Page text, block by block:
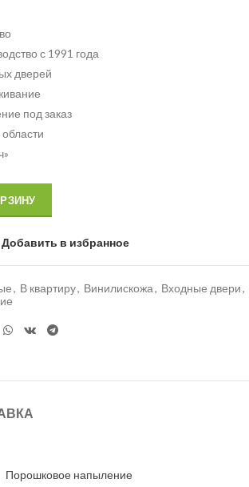
с 1991 года
дверей
под заказ
Добавить в избранное
, В квартиру, Винилискожа, Входные двери,
Порошковое напыление